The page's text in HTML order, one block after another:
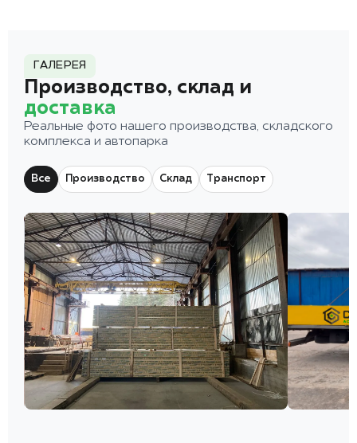
ГАЛЕРЕЯ
Производство, склад и
доставка
Реальные фото нашего производства, складского
комплекса и автопарка
Все Производство Склад Транспорт